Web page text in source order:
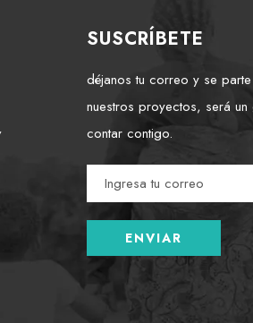
SUSCRÍBETE
déjanos tu correo y se
nuestros proyectos, será un
contar contigo.